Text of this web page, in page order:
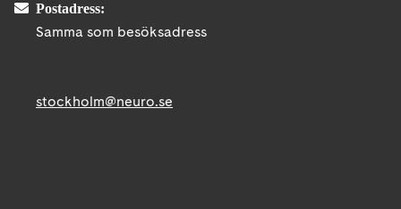
Postadress:
Samma som besöksadress
stockholm@neuro.se